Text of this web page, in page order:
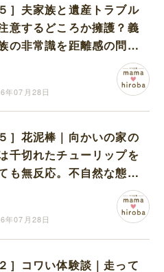
５］夫家族と遺産トラブル
意するどころか擁護？義
の非常識を距離感の問題
片付ける夫にモヤモヤする
年07月28日
５］花泥棒｜向かいの家の
千切れたチューリップを
も無反応。不自然な態度
年07月28日
２］コワい体験談｜走って